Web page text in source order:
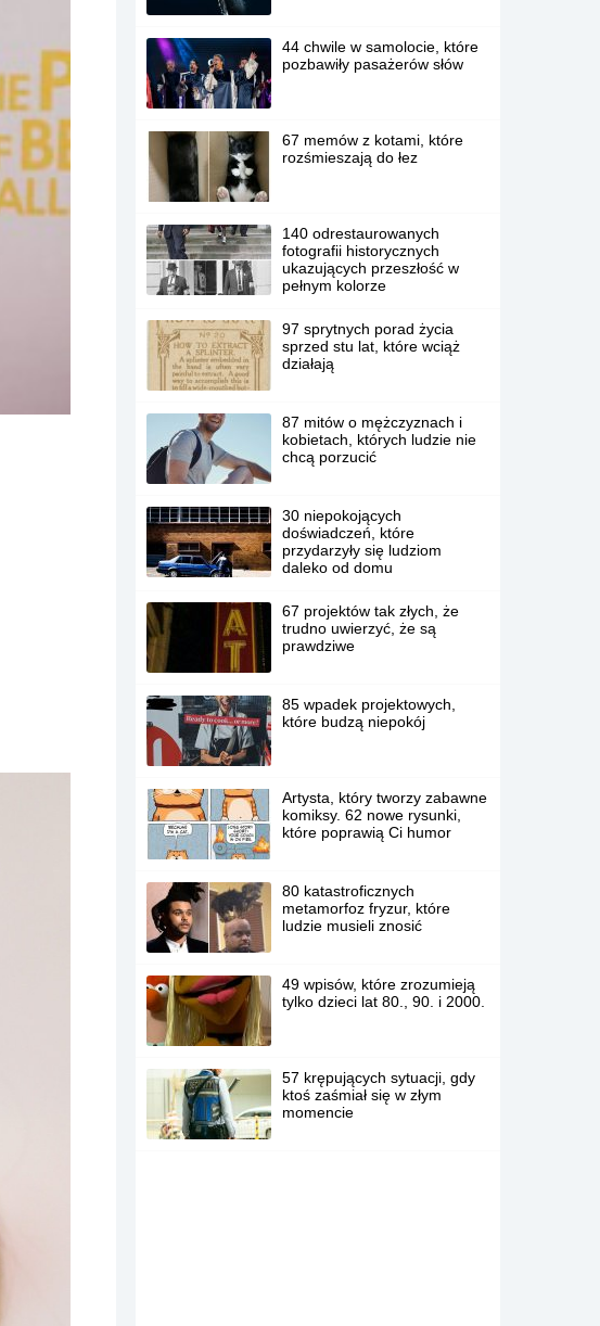
44 chwile w samolocie, które
pozbawiły pasażerów słów
67 memów z kotami, które
rozśmieszają do łez
140 odrestaurowanych
fotografii historycznych
ukazujących przeszłość w
pełnym kolorze
97 sprytnych porad życia
sprzed stu lat, które wciąż
działają
87 mitów o mężczyznach i
kobietach, których ludzie nie
chcą porzucić
30 niepokojących
doświadczeń, które
przydarzyły się ludziom
daleko od domu
67 projektów tak złych, że
trudno uwierzyć, że są
prawdziwe
85 wpadek projektowych,
które budzą niepokój
Artysta, który tworzy zabawne
komiksy. 62 nowe rysunki,
które poprawią Ci humor
80 katastroficznych
metamorfoz fryzur, które
ludzie musieli znosić
49 wpisów, które zrozumieją
tylko dzieci lat 80., 90. i 2000.
57 krępujących sytuacji, gdy
ktoś zaśmiał się w złym
momencie